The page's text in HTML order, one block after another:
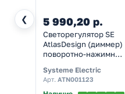
❮ 5 990,20 р.
Светорегулятор SE
AtlasDesign (диммер)
поворотно-нажимной
400Вт, аквамарин
Systeme Electric
Арт. ATN001123